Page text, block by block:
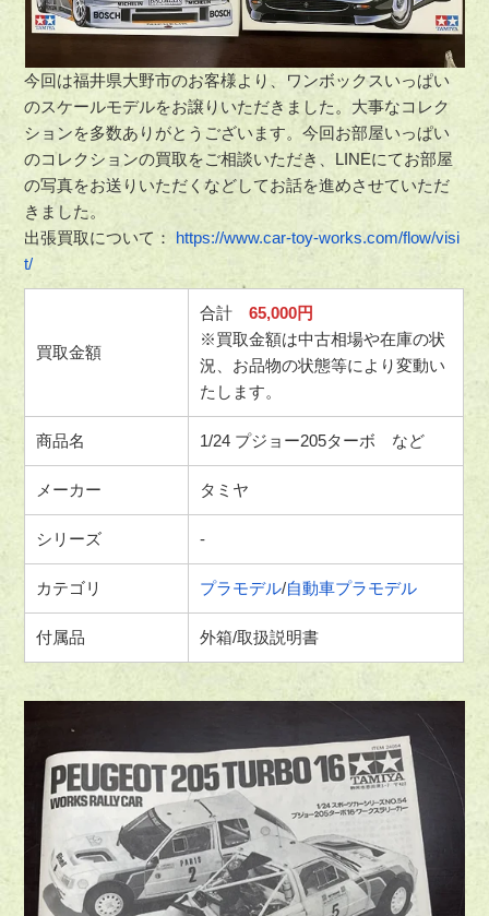
今回は福井県大野市のお客様より、ワンボックスいっぱい
のスケールモデルをお譲りいただきました。大事なコレク
ションを多数ありがとうございます。今回お部屋いっぱい
のコレクションの買取をご相談いただき、LINEにてお部屋
の写真をお送りいただくなどしてお話を進めさせていただ
きました。
出張買取について：
https://www.car-toy-works.com/flow/visi
t/
買取金額
合計 65,000円
※買取金額は中古相場や在庫の状
況、お品物の状態等により変動い
たします。
商品名 1/24 プジョー205ターボ など
メーカー タミヤ
シリーズ -
カテゴリ プラモデル/自動車プラモデル
付属品 外箱/取扱説明書